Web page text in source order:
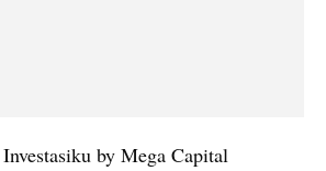
by Mega Capital